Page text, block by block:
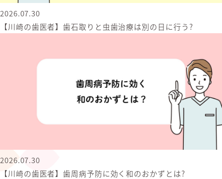
2026.07.30
【川崎の歯医者】歯石取りと虫歯治療は別の日に行う?
2026.07.30
【川崎の歯医者】歯周病予防に効く和のおかずとは?